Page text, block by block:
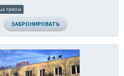
трассы
ЗАБРОНИРОВАТЬ